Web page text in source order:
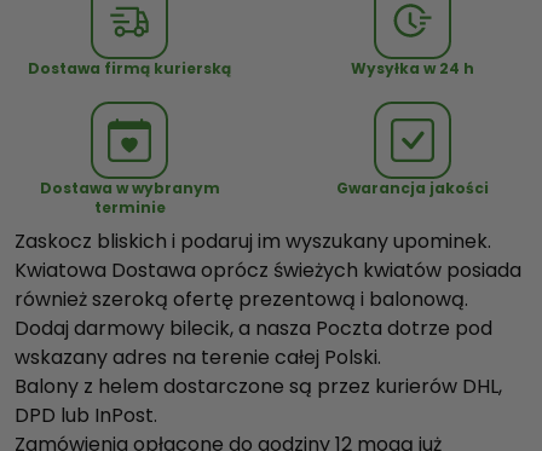
l
e
m
r
ó
ż
o
w
Dostawa firmą kurierską Wysyłka w 24 h
Dostawa w wybranym
terminie
Gwarancja jakości
Zaskocz bliskich i podaruj im wyszukany upominek.
Kwiatowa Dostawa oprócz świeżych kwiatów posiada
również szeroką ofertę prezentową i balonową.
Dodaj darmowy bilecik, a nasza Poczta dotrze pod
wskazany adres na terenie całej Polski.
Balony z helem dostarczone są przez kurierów DHL,
DPD lub InPost.
Zamówienia opłacone do godziny 12 mogą już